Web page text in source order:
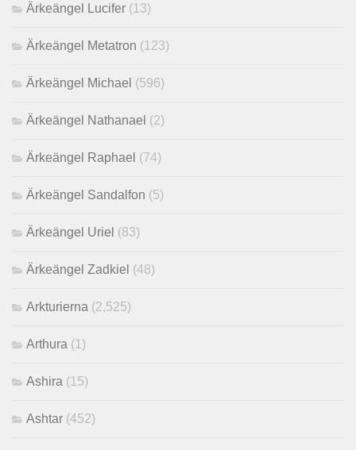
Ärkeängel Lucifer (13)
Ärkeängel Metatron (123)
Ärkeängel Michael (596)
Ärkeängel Nathanael (2)
Ärkeängel Raphael (74)
Ärkeängel Sandalfon (5)
Ärkeängel Uriel (83)
Ärkeängel Zadkiel (48)
Arkturierna (2,525)
Arthura (1)
Ashira (15)
Ashtar (452)